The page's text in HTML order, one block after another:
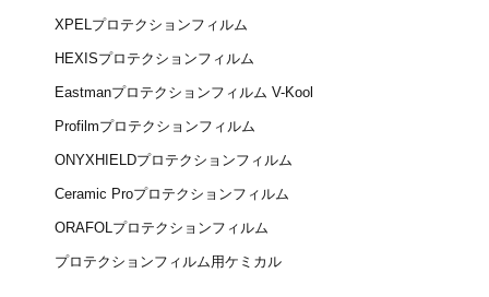
XPELプロテクションフィルム
HEXISプロテクションフィルム
Eastmanプロテクションフィルム V-Kool
Profilmプロテクションフィルム
ONYXHIELDプロテクションフィルム
Ceramic Proプロテクションフィルム
ORAFOLプロテクションフィルム
プロテクションフィルム用ケミカル